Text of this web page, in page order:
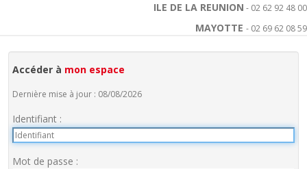
ILE DE LA REUNION - 02 62 92 48 00
MAYOTTE - 02 69 62 08 59
Accéder à mon espace
Dernière mise à jour : 08/08/2026
Identifiant :
Mot de passe :